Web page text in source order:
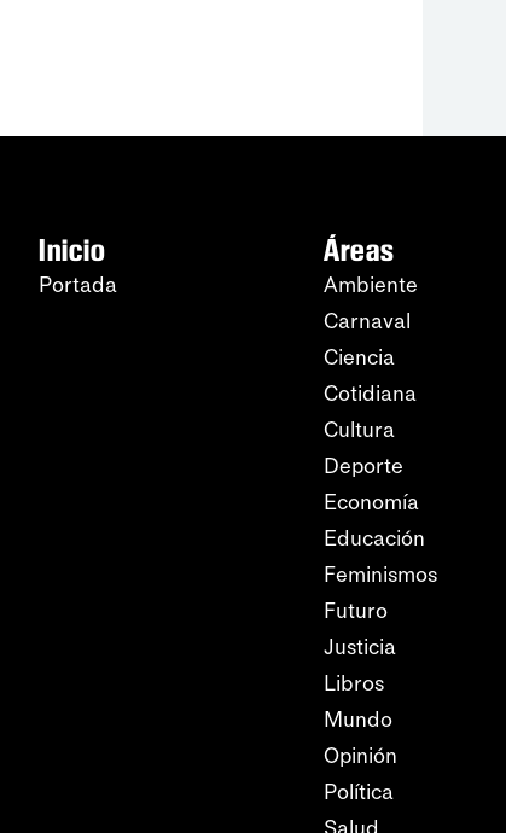
Inicio
Portada
Áreas
Ambiente
Carnaval
Ciencia
Cotidiana
Cultura
Deporte
Economía
Educación
Feminismos
Futuro
Justicia
Libros
Mundo
Opinión
Política